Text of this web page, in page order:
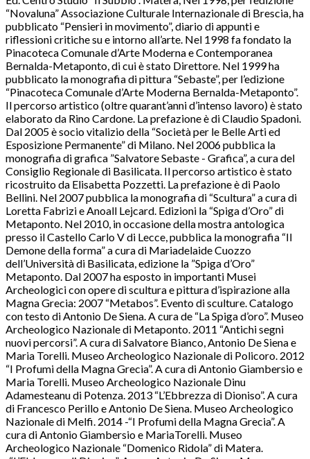
“Novaluna” Associazione Culturale Internazionale di Brescia, ha
pubblicato “Pensieri in movimento”, diario di appunti e
riflessioni critiche su e intorno all’arte. Nel 1998 fa fondato la
Pinacoteca Comunale d’Arte Moderna e Contemporanea
Bernalda-Metaponto, di cui è stato Direttore. Nel 1999 ha
pubblicato la monografia di pittura “Sebaste”, per l’edizione
“Pinacoteca Comunale d’Arte Moderna Bernalda-Metaponto”.
Il percorso artistico (oltre quarant’anni d’intenso lavoro) è stato
elaborato da Rino Cardone. La prefazione è di Claudio Spadoni.
Dal 2005 è socio vitalizio della “Società per le Belle Arti ed
Esposizione Permanente” di Milano. Nel 2006 pubblica la
monografia di grafica ”Salvatore Sebaste - Grafica”, a cura del
Consiglio Regionale di Basilicata. Il percorso artistico è stato
ricostruito da Elisabetta Pozzetti. La prefazione è di Paolo
Bellini. Nel 2007 pubblica la monografia di “Scultura” a cura di
Loretta Fabrizi e Anoall Lejcard. Edizioni la “Spiga d’Oro” di
Metaponto. Nel 2010, in occasione della mostra antologica
presso il Castello Carlo V di Lecce, pubblica la monografia “Il
Demone della forma” a cura di Mariadelaide Cuozzo
dell’Università di Basilicata, edizione la ”Spiga d’Oro”
Metaponto. Dal 2007 ha esposto in importanti Musei
Archeologici con opere di scultura e pittura d’ispirazione alla
Magna Grecia: 2007 “Metabos”. Evento di sculture. Catalogo
con testo di Antonio De Siena. A cura de “La Spiga d’oro”. Museo
Archeologico Nazionale di Metaponto. 2011 “Antichi segni
nuovi percorsi”. A cura di Salvatore Bianco, Antonio De Siena e
Maria Torelli. Museo Archeologico Nazionale di Policoro. 2012
“I Profumi della Magna Grecia”. A cura di Antonio Giambersio e
Maria Torelli. Museo Archeologico Nazionale Dinu
Adamesteanu di Potenza. 2013 “L’Ebbrezza di Dioniso”. A cura
di Francesco Perillo e Antonio De Siena. Museo Archeologico
Nazionale di Melfi. 2014 -“I Profumi della Magna Grecia”. A
cura di Antonio Giambersio e MariaTorelli. Museo
Archeologico Nazionale “Domenico Ridola” di Matera.